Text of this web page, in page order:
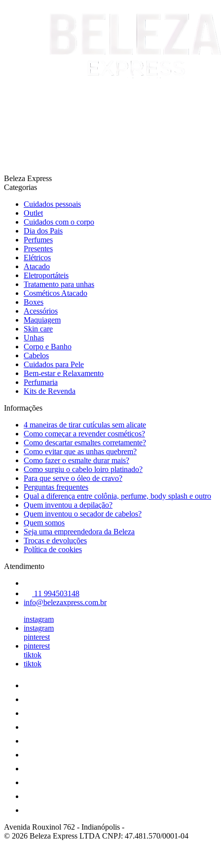
Beleza Express
Categorias
Cuidados pessoais
Outlet
Cuidados com o corpo
Dia dos Pais
Perfumes
Presentes
Elétricos
Atacado
Eletroportáteis
Tratamento para unhas
Cosméticos Atacado
Boxes
Acessórios
Maquiagem
Skin care
Unhas
Corpo e Banho
Cabelos
Cuidados para Pele
Bem-estar e Relaxamento
Perfumaria
Kits de Revenda
Informações
4 maneiras de tirar cutículas sem alicate
Como começar a revender cosméticos?
Como descartar esmaltes corretamente?
Como evitar que as unhas quebrem?
Como fazer o esmalte durar mais?
Como surgiu o cabelo loiro platinado?
Para que serve o óleo de cravo?
Perguntas frequentes
Qual a diferença entre colônia, perfume, body splash e outro
Quem inventou a depilação?
Quem inventou o secador de cabelos?
Quem somos
Seja uma empreendedora da Beleza
Trocas e devoluções
Política de cookies
Atendimento
11 994503148
info@belezaxpress.com.br
instagram
instagram
pinterest
pinterest
tiktok
tiktok
Avenida Rouxinol 762 - Indianópolis -
© 2026 Beleza Express LTDA CNPJ: 47.481.570/0001-04